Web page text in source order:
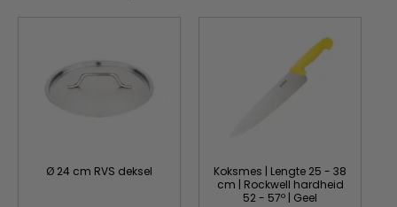
Ø 24 cm RVS deksel
Koksmes | Lengte 25 - 38
cm | Rockwell hardheid
52 - 57º | Geel